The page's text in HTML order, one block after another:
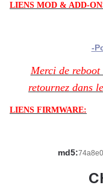
LIENS MOD & ADD-
-
Merci de reboot
retournez dans
LIENS FIRMWARE:
md5: